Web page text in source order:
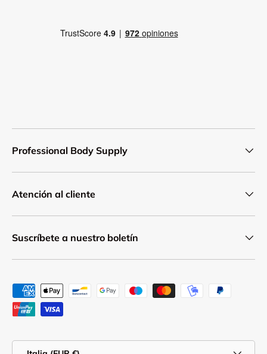
Professional Body Supply
Atención al cliente
Suscríbete a nuestro boletín
Formas de pago aceptadas